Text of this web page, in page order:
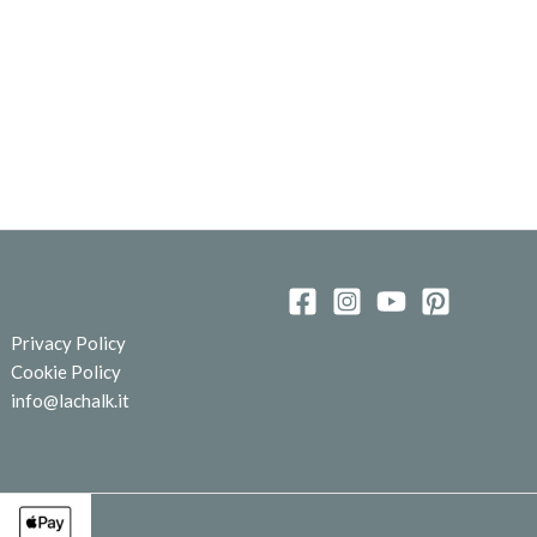
Privacy Policy
Cookie Policy
info@lachalk.it